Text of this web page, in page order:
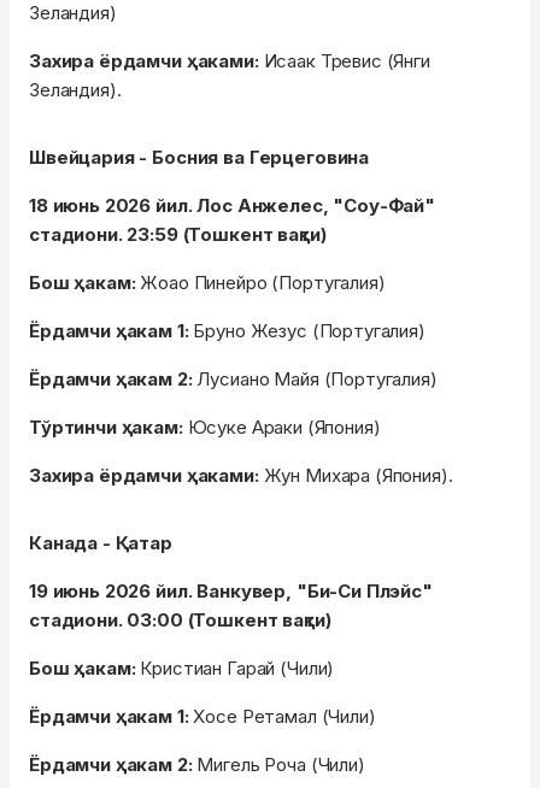
Зеландия)
Захира ёрдамчи ҳаками:Исаак Тревис (Янги
Зеландия).
Швейцария - Босния ва Герцеговина
18 июнь 2026 йил. Лос Анжелес, "Соу-Фай"
стадиони. 23:59 (Тошкент вақти)
Бош ҳакам:Жоао Пинейро (Португалия)
Ёрдамчи ҳакам 1:Бруно Жезус (Португалия)
Ёрдамчи ҳакам 2: Лусиано Майя (Португалия)
Тўртинчи ҳакам:Юсуке Араки (Япония)
Захира ёрдамчи ҳаками:Жун Михара (Япония).
Канада - Қатар
19 июнь 2026 йил. Ванкувер, "Би-Си Плэйс"
стадиони. 03:00 (Тошкент вақти)
Бош ҳакам:Кристиан Гарай (Чили)
Ёрдамчи ҳакам 1:Хосе Ретамал (Чили)
Ёрдамчи ҳакам 2: Мигель Роча (Чили)